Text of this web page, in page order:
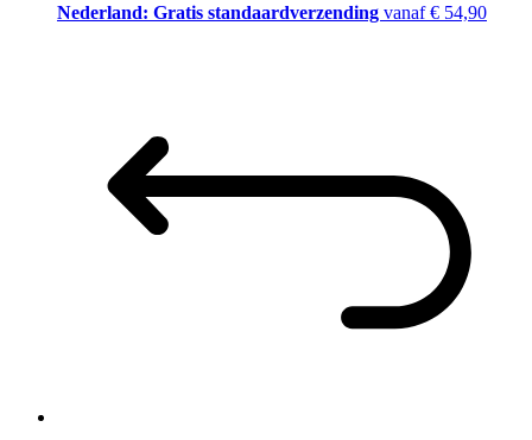
Nederland: Gratis standaardverzending vanaf € 54,90